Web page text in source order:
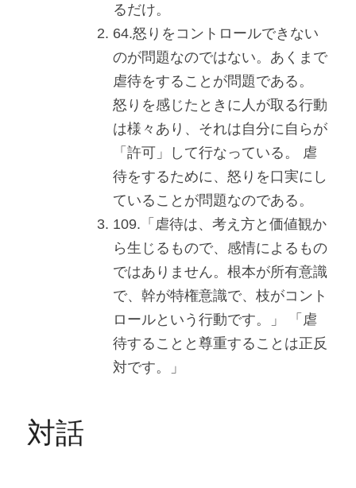
るだけ。
64.怒りをコントロールできない
のが問題なのではない。あくまで
虐待をすることが問題である。
怒りを感じたときに人が取る行動
は様々あり、それは自分に自らが
「許可」して行なっている。 虐
待をするために、怒りを口実にし
ていることが問題なのである。
109.「虐待は、考え方と価値観か
ら生じるもので、感情によるもの
ではありません。根本が所有意識
で、幹が特権意識で、枝がコント
ロールという行動です。」 「虐
待することと尊重することは正反
対です。」
対話